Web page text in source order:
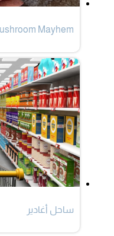
Mushroom Mayhem
ساحل أغادير